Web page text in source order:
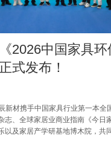
2026中国家具环
式发布！
新材携手中国家具行业第一本全
志、全球家居业商业指南《今日
以及家居产学研基地博木院，共